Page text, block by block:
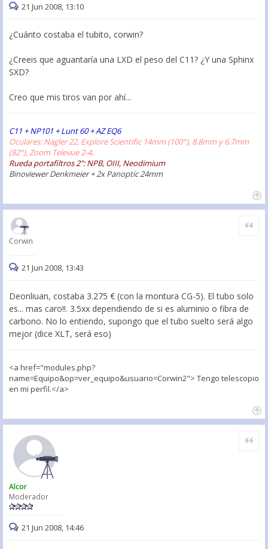
21 Jun 2008, 13:10
¿Cuánto costaba el tubito, corwin?
¿Creeis que aguantaría una LXD el peso del C11? ¿Y una Sphinx
SXD?
Creo que mis tiros van por ahí...
C11 + NP101 + Lunt 60 + AZ EQ6
Oculares: Nagler 22, Explore Scientific 14mm (100°), 8.8mm y 6.7mm
(82°), Zoom Televue 2-4.
Rueda portafiltros 2": NPB, OIII, Neodimium
Binoviewer Denkmeier + 2x Panoptic 24mm
Corwin
Citar
21 Jun 2008, 13:43
Deonliuan, costaba 3.275 € (con la montura CG-5). El tubo solo
es... mas caro!!. 3.5xx dependiendo de si es aluminio o fibra de
carbono. No lo entiendo, supongo que el tubo suelto será algo
mejor (dice XLT, será eso)
<a href="modules.php?
name=Equipo&op=ver_equipo&usuario=Corwin2"> Tengo telescopio
en mi perfil.</a>
Alcor
Moderador
Citar
21 Jun 2008, 14:46